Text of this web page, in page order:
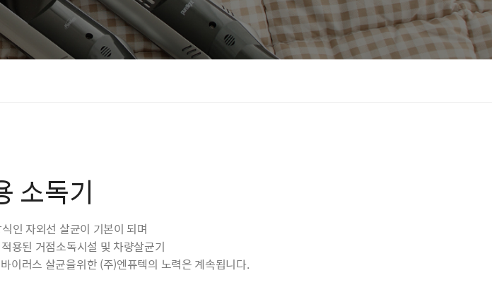
소독기
인 자외선 살균이 기본이 되며
용된 거점소독시설 및 차량살균기
이러스 살균을위한 (주)엔퓨텍의 노력은 계속됩니다.